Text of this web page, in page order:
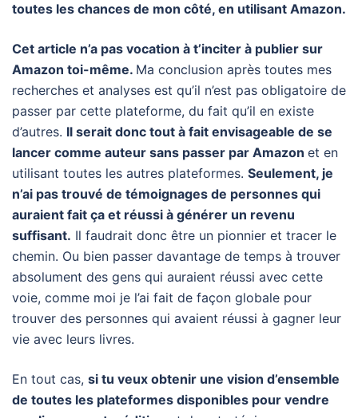
toutes les chances de mon côté, en utilisant Amazon.
Cet article n’a pas vocation à t’inciter à publier sur
Amazon toi-même. Ma conclusion après toutes mes
recherches et analyses est qu’il n’est pas obligatoire de
passer par cette plateforme, du fait qu’il en existe
d’autres. Il serait donc tout à fait envisageable de se
lancer comme auteur sans passer par Amazon et en
utilisant toutes les autres plateformes. Seulement, je
n’ai pas trouvé de témoignages de personnes qui
auraient fait ça et réussi à générer un revenu
suffisant. Il faudrait donc être un pionnier et tracer le
chemin. Ou bien passer davantage de temps à trouver
absolument des gens qui auraient réussi avec cette
voie, comme moi je l’ai fait de façon globale pour
trouver des personnes qui avaient réussi à gagner leur
vie avec leurs livres.
En tout cas, si tu veux obtenir une vision d’ensemble
de toutes les plateformes disponibles pour vendre